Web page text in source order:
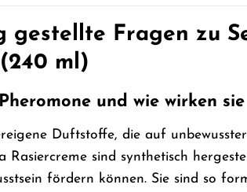
gestellte Fragen zu
ml)
und wie wirken
Duftstoffe, die auf
Rasiercreme sind synthetisch
fördern können. Sie sind so